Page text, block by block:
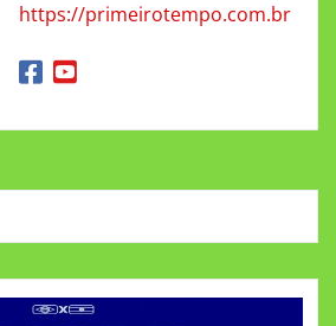
https://primeirotempo.com.br